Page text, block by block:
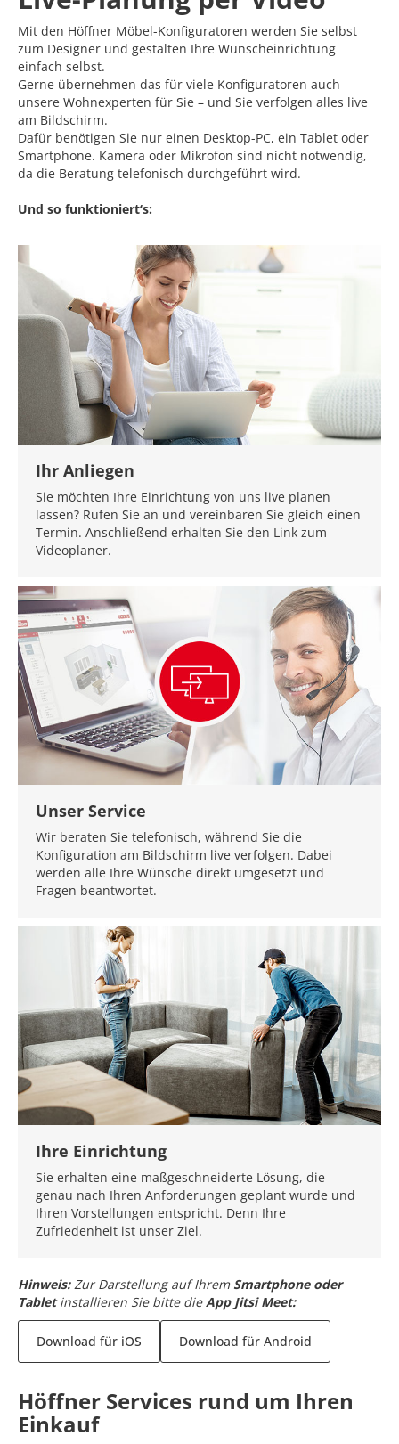
Mit den Höffner Möbel-Konfiguratoren werden Sie selbst
zum Designer und gestalten Ihre Wunscheinrichtung
einfach selbst.
Gerne übernehmen das für viele Konfiguratoren auch
unsere Wohnexperten für Sie – und Sie verfolgen alles live
am Bildschirm.
Dafür benötigen Sie nur einen Desktop-PC, ein Tablet oder
Smartphone. Kamera oder Mikrofon sind nicht notwendig,
da die Beratung telefonisch durchgeführt wird.
Und so funktioniert‘s:
Ihr Anliegen
Sie möchten Ihre Einrichtung von uns live planen
lassen? Rufen Sie an und vereinbaren Sie gleich einen
Termin. Anschließend erhalten Sie den Link zum
Videoplaner.
Unser Service
Wir beraten Sie telefonisch, während Sie die
Konfiguration am Bildschirm live verfolgen. Dabei
werden alle Ihre Wünsche direkt umgesetzt und
Fragen beantwortet.
Ihre Einrichtung
Sie erhalten eine maßgeschneiderte Lösung, die
genau nach Ihren Anforderungen geplant wurde und
Ihren Vorstellungen entspricht. Denn Ihre
Zufriedenheit ist unser Ziel.
Hinweis: Zur Darstellung auf Ihrem Smartphone oder
Tabletinstallieren Sie bitte dieApp Jitsi Meet:
Download für iOS Download für Android
Höffner Services rund um Ihren
Einkauf